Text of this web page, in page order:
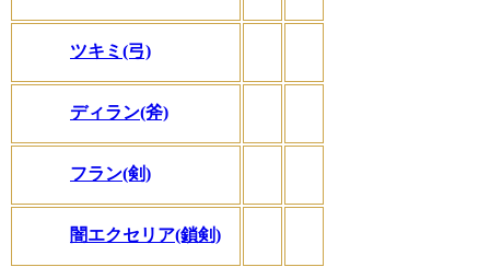
ツキミ(弓)
ディラン(斧)
フラン(剣)
闇エクセリア(鎖剣)